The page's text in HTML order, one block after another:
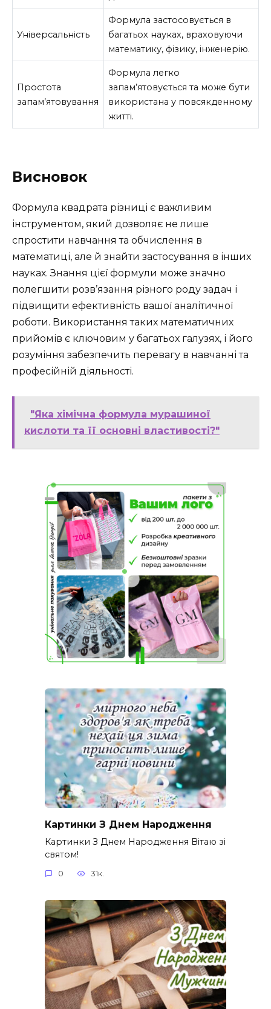
Універсальність
Формула застосовується в
багатьох науках, враховуючи
математику, фізику, інженерію.
Простота
запам’ятовування
Формула легко
запам’ятовується та може бути
використана у повсякденному
житті.
Висновок
Формула квадрата різниці є важливим
інструментом, який дозволяє не лише
спростити навчання та обчислення в
математиці, але й знайти застосування в інших
науках. Знання цієї формули може значно
полегшити розв’язання різного роду задач і
підвищити ефективність вашої аналітичної
роботи. Використання таких математичних
прийомів є ключовим у багатьох галузях, і його
розуміння забезпечить перевагу в навчанні та
професійній діяльності.
"Яка хімічна формула мурашиної
кислоти та її основні властивості?"
Картинки З Днем Народження
Картинки З Днем Народження Вітаю зі
святом!
0 31к.